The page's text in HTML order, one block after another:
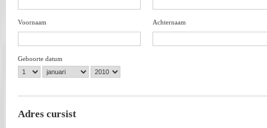
Voornaam Achternaam
Geboorte datum
Adres cursist